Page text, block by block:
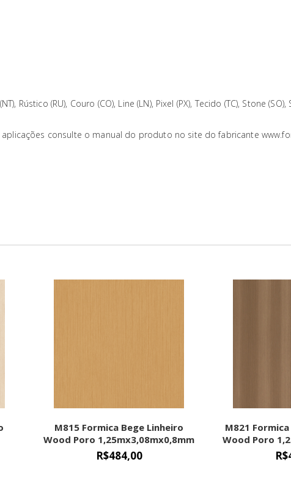
Rústico (RU), Couro (CO), Line (LN), Pixel (PX), Tecido (TC), Stone (SO),
consulte o manual do produto no site do fabricante
M815 Formica Bege Linheiro
Wood Poro 1,25mx3,08mx0,8mm
R$484,00
M821
Wood Poro